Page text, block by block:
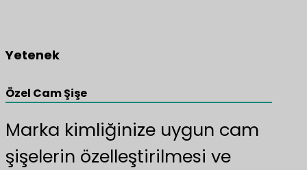
Yetenek
Özel Cam Şişe
Marka kimliğinize uygun cam
şişelerin özelleştirilmesi ve